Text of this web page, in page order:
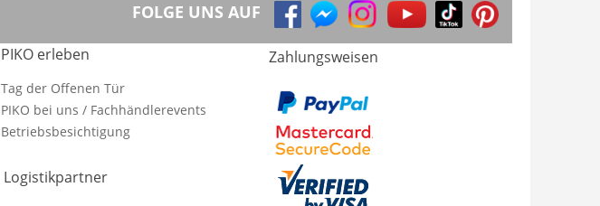
FOLGE UNS AUF
PIKO erleben
Tag der Offenen Tür
PIKO bei uns / Fachhändlerevents
Betriebsbesichtigung
Logistikpartner
Zahlungsweisen